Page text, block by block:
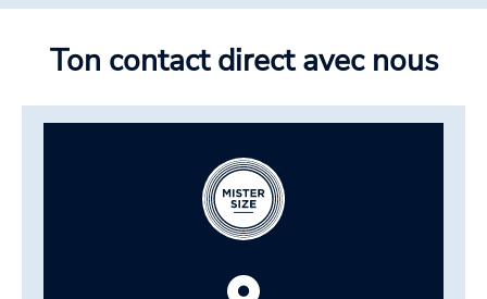
Ton contact direct avec nous